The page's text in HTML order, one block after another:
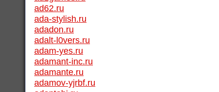
ad62.ru
ada-stylish.ru
adadon.ru
adalt-l0vers.ru
adam-yes.ru
adamant-inc.ru
adamante.ru
adamov-yjrbf.ru